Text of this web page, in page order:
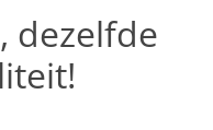
dezelfde